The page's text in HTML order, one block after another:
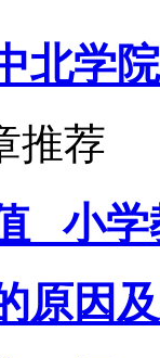
北学院
推荐
_小学
原因